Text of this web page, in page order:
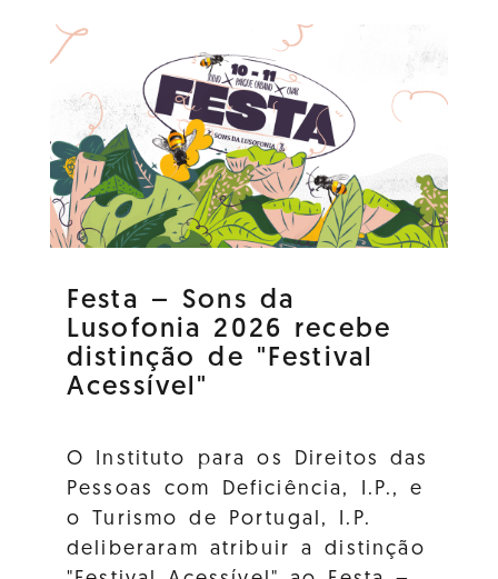
Festa – Sons da
Lusofonia 2026 recebe
distinção de "Festival
Acessível"
O Instituto para os Direitos das
Pessoas com Deficiência, I.P., e
o Turismo de Portugal, I.P.
deliberaram atribuir a distinção